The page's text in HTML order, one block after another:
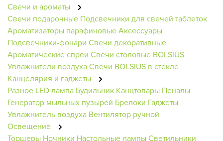
Свечи и ароматы
Свечи подарочные Подсвечники для свечей таблеток
Ароматизаторы парафиновыеАксессуары
Подсвечники-фонари Свечи декоративные
Ароматические спреи Свечи столовые BOLSIUS
Увлажнители воздухаСвечи BOLSIUS в стекле
Канцелярия и гаджеты
Разное LED лампа Будильник Канцтовары Пеналы
Генератор мыльных пузырей Брелоки Гаджеты
Увлажнитель воздуха Вентилятор ручной
Освещение
Торшеры Ночники Настольные лампыСветильники